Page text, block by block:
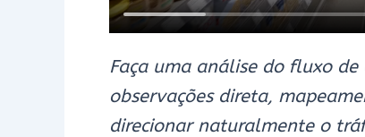
Faça uma análise do fluxo
observações direta,
direcionar naturalmente o